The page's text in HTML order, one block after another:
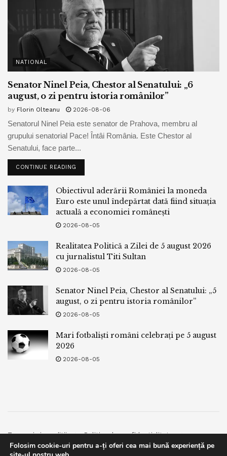
NATIONAL
Senator Ninel Peia, Chestor al Senatului: „6
august, o zi pentru istoria românilor”
by Florin Olteanu 2026-08-06
Senatorul Ninel Peia este senator de Prahova, membru al
grupului senatorial Pace! Întâi România. Este Chestor al
Senatului, face parte...
CONTINUE READING
Obiectivul aderării României la moneda
Euro este unul îndepărtat dată fiind situația
actuală a economiei românești
2026-08-05
Realitatea Politică a Zilei de 5 august 2026
cu jurnalistul Titi Sultan
2026-08-05
Senator Ninel Peia, Chestor al Senatului: „5
august, o zi pentru istoria românilor”
2026-08-05
Mari fotbaliști români celebrați pe 5 august
2026
2026-08-05
Termeni si conditii
Politica de confidentialitate
Facebook
Contact
Folosim cookie-uri pentru a-ți oferi cea mai bună experiență pe